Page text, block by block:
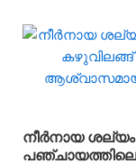
നീർനായ